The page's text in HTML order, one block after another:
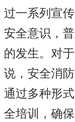
过一系列宣
安全意识，
的发生。对
说，安全消
通过多种形
全培训，确